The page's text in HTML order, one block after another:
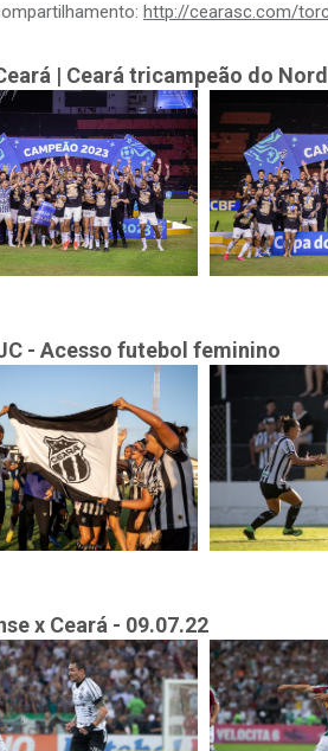
http://cearasc.com/
| Ceará tricampeão do
- Acesso futebol feminino
x Ceará - 09.07.22